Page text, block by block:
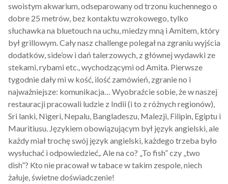
swoistym akwarium, odseparowany od trzonu kuchennego o
dobre 25 metrów, bez kontaktu wzrokowego, tylko
słuchawka na bluetouch na uchu, miedzy mną i Amitem, który
był grillowym. Cały nasz challenge polegał na zgraniu wyjścia
dodatków, side’ow i dań talerzowych, z głównej wydawki ze
stekami, rybami etc., wychodzącymi od Amita. Pierwsze
tygodnie dały mi w kość, ilość zamówień, zgranie no i
najważniejsze: komunikacja… Wyobraźcie sobie, że w naszej
restauracji pracowali ludzie z Indii (i to z różnych regionów),
Sri lanki, Nigeri, Nepalu, Bangladeszu, Malezji, Filipin, Egiptu i
Mauritiusu. Językiem obowiązującym był język angielski, ale
każdy miał trochę swój język angielski, każdego trzeba było
wysłuchać i odpowiedzieć,. Ale na co? „To fish” czy „two
dish”? Kto nie pracował w tabace w takim zespole, niech
żałuje, świetne doświadczenie!